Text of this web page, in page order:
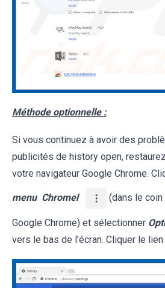
Méthode optionnelle :
Si vous continuez à avoir des
publicités de history open,
votre navigateur Google Chrome.
menu Chromel (dans le
Google Chrome) et sélectionner
vers le bas de l'écran. Cliquer le lien